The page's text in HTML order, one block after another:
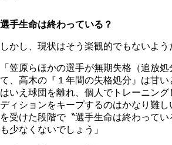
選手生命は終わっている？
しかし、現状はそう楽観的でもないよう
「笠原らほかの選手が無期失格（追放
て、高木の『１年間の失格処分』は甘い
はいえ球団を離れ、個人でトレーニン
ディションをキープするのはかなり難
を受けた段階で〝選手生命は終わって
も少なくないでしょう」